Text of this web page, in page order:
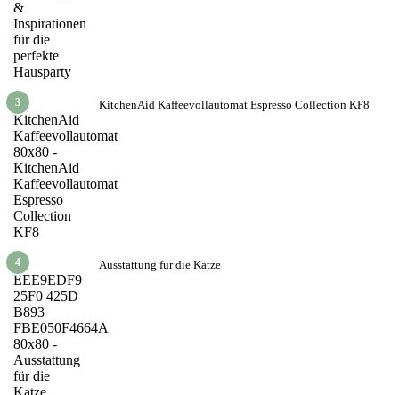
3 KitchenAid Kaffeevollautomat Espresso Collection KF8
4 Ausstattung für die Katze